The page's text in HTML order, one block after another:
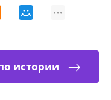
истории